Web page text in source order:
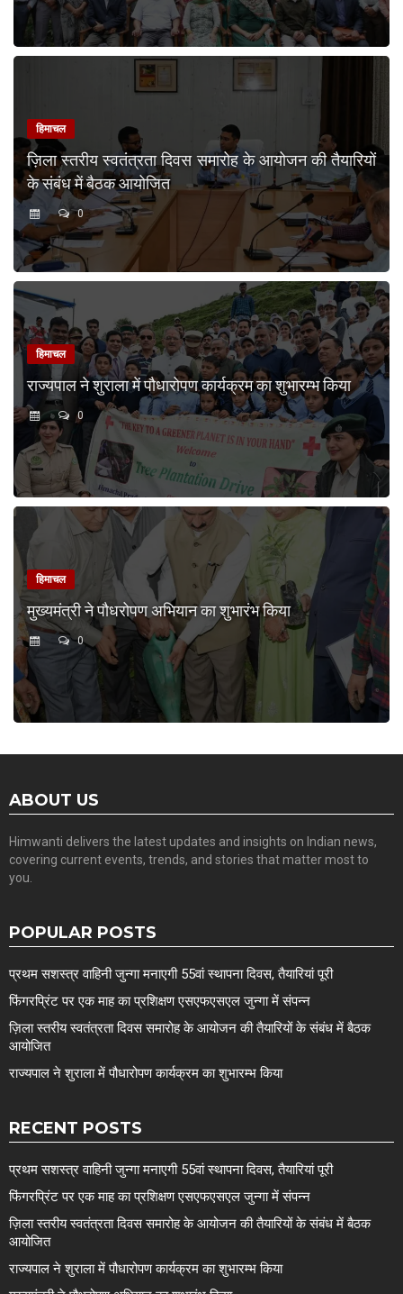
हिमाचल
ज़िला स्तरीय स्वतंत्रता दिवस समारोह के आयोजन की तैयारियों
के संबंध में बैठक आयोजित
0
हिमाचल
राज्यपाल ने शुराला में पौधारोपण कार्यक्रम का शुभारम्भ किया
0
हिमाचल
मुख्यमंत्री ने पौधरोपण अभियान का शुभारंभ किया
0
ABOUT US
Himwanti delivers the latest updates and insights on Indian news,
covering current events, trends, and stories that matter most to
you.
POPULAR POSTS
प्रथम सशस्त्र वाहिनी जुन्गा मनाएगी 55वां स्थापना दिवस, तैयारियां पूरी
फिंगरप्रिंट पर एक माह का प्रशिक्षण एसएफएसएल जुन्गा में संपन्न
ज़िला स्तरीय स्वतंत्रता दिवस समारोह के आयोजन की तैयारियों के संबंध में बैठक
आयोजित
राज्यपाल ने शुराला में पौधारोपण कार्यक्रम का शुभारम्भ किया
RECENT POSTS
प्रथम सशस्त्र वाहिनी जुन्गा मनाएगी 55वां स्थापना दिवस, तैयारियां पूरी
फिंगरप्रिंट पर एक माह का प्रशिक्षण एसएफएसएल जुन्गा में संपन्न
ज़िला स्तरीय स्वतंत्रता दिवस समारोह के आयोजन की तैयारियों के संबंध में बैठक
आयोजित
राज्यपाल ने शुराला में पौधारोपण कार्यक्रम का शुभारम्भ किया